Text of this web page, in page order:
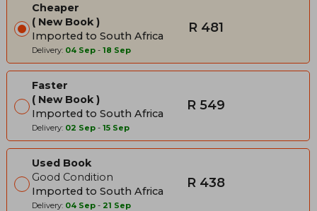
Cheaper
New Book
Imported to South Africa
Delivery: 04 Sep - 18 Sep
R 481
Faster
New Book
Imported to South Africa
Delivery: 02 Sep - 15 Sep
R 549
Used Book
Good Condition
Imported to South Africa
Delivery: 04 Sep - 21 Sep
R 438